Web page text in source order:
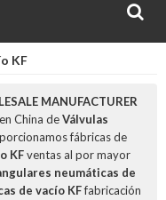
KF
MANUFACTURER
China deVálvulas
fábricas de
KFventas al por mayor
neumáticas de
de vacío KFfabricación